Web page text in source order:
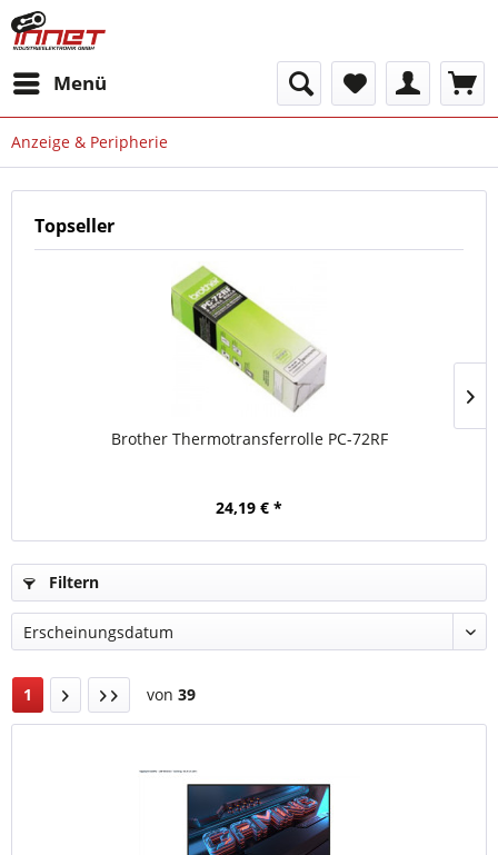
Menü
Anzeige & Peripherie
Topseller
Brother Thermotransferrolle PC-72RF
24,19 € *
Filtern
1 von 39